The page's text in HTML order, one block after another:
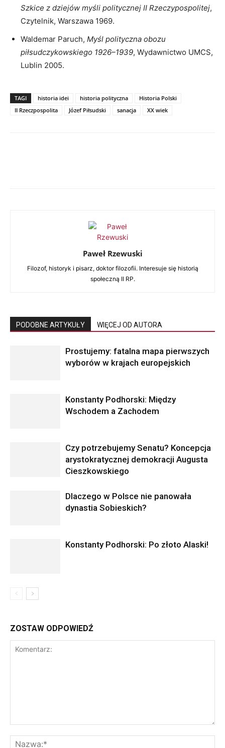
Szkice z dziejów myśli politycznej II Rzeczypospolitej,
Czytelnik, Warszawa 1969.
Waldemar Paruch, Myśl polityczna obozu
piłsudczykowskiego 1926–1939, Wydawnictwo UMCS,
Lublin 2005.
TAGI historia idei historia polityczna
Historia Polski
II Rzeczpospolita
Józef Piłsudski sanacja XX wiek
Paweł Rzewuski
Filozof, historyk i pisarz, doktor filozofii. Interesuje się historią
społeczną II RP.
PODOBNE ARTYKUŁY WIĘCEJ OD AUTORA
Prostujemy: fatalna mapa pierwszych
wyborów w krajach europejskich
Konstanty Podhorski: Między
Wschodem a Zachodem
Czy potrzebujemy Senatu? Koncepcja
arystokratycznej demokracji Augusta
Cieszkowskiego
Dlaczego w Polsce nie panowała
dynastia Sobieskich?
Konstanty Podhorski: Po złoto Alaski!
ZOSTAW ODPOWIEDŹ